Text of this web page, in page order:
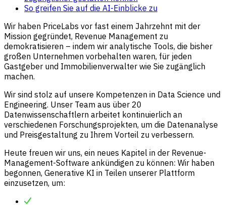
So greifen Sie auf die AI-Einblicke zu
Wir haben PriceLabs vor fast einem Jahrzehnt mit der
Mission gegründet, Revenue Management zu
demokratisieren – indem wir analytische Tools, die bisher
großen Unternehmen vorbehalten waren, für jeden
Gastgeber und Immobilienverwalter wie Sie zugänglich
machen.
Wir sind stolz auf unsere Kompetenzen in Data Science und
Engineering. Unser Team aus über 20
Datenwissenschaftlern arbeitet kontinuierlich an
verschiedenen Forschungsprojekten, um die Datenanalyse
und Preisgestaltung zu Ihrem Vorteil zu verbessern.
Heute freuen wir uns, ein neues Kapitel in der Revenue-
Management-Software ankündigen zu können: Wir haben
begonnen, Generative KI in Teilen unserer Plattform
einzusetzen, um: